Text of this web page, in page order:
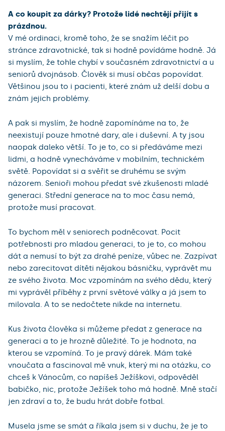
A co koupit za dárky? Protože lidé nechtějí přijít s
prázdnou.
V mé ordinaci, kromě toho, že se snažím léčit po
stránce zdravotnické, tak si hodně povídáme hodně. Já
si myslím, že tohle chybí v současném zdravotnictví a u
seniorů dvojnásob. Člověk si musí občas popovídat.
Většinou jsou to i pacienti, které znám už delší dobu a
znám jejich problémy.
A pak si myslím, že hodně zapomínáme na to, že
neexistují pouze hmotné dary, ale i duševní. A ty jsou
naopak daleko větší. To je to, co si předáváme mezi
lidmi, a hodně vynecháváme v mobilním, technickém
světě. Popovídat si a svěřit se druhému se svým
názorem. Senioři mohou předat své zkušenosti mladé
generaci. Střední generace na to moc času nemá,
protože musí pracovat.
To bychom měl v seniorech podněcovat. Pocit
potřebnosti pro mladou generaci, to je to, co mohou
dát a nemusí to být za drahé peníze, vůbec ne. Zazpívat
nebo zarecitovat dítěti nějakou básničku, vyprávět mu
ze svého života. Moc vzpomínám na svého dědu, který
mi vyprávěl příběhy z první světové války a já jsem to
milovala. A to se nedočtete nikde na internetu.
Kus života člověka si můžeme předat z generace na
generaci a to je hrozně důležité. To je hodnota, na
kterou se vzpomíná. To je pravý dárek. Mám také
vnoučata a fascinoval mě vnuk, který mi na otázku, co
chceš k Vánocům, co napíšeš Ježíškovi, odpověděl
babičko, nic, protože Ježíšek toho má hodně. Mně stačí
jen zdraví a to, že budu hrát dobře fotbal.
Musela jsme se smát a říkala jsem si v duchu, že je to